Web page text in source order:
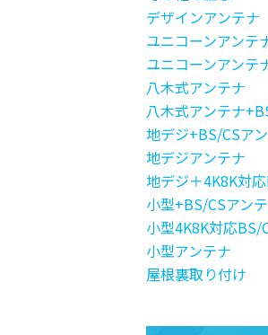
デザインアンテナ
ユニコーンアンテ
ユニコーンアンテ
八木式アンテナ
八木式アンテナ
地デジ+BS/CSア
地デジアンテナ
地デジ＋4K8K対
小型+BS/CSアン
小型4K8K対応BS/
小型アンテナ
屋根裏取り付け